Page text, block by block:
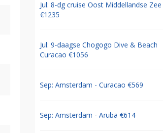
Jul: 8-dg cruise Oost Middellandse Zee
€1235
Jul: 9-daagse Chogogo Dive & Beach
Curacao €1056
Sep: Amsterdam - Curacao €569
Sep: Amsterdam - Aruba €614